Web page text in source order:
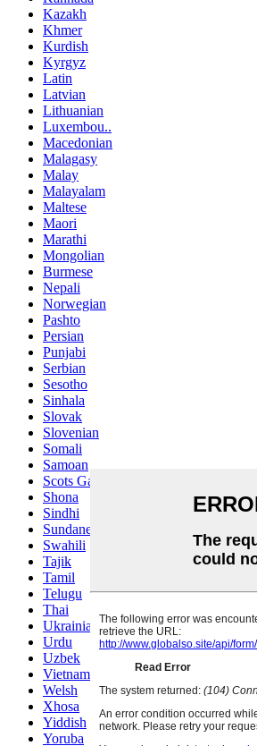
Kazakh
Khmer
Kurdish
Kyrgyz
Latin
Latvian
Lithuanian
Luxembou..
Macedonian
Malagasy
Malay
Malayalam
Maltese
Maori
Marathi
Mongolian
Burmese
Nepali
Norwegian
Pashto
Persian
Punjabi
Serbian
Sesotho
Sinhala
Slovak
Slovenian
Somali
Samoan
Scots Gaelic
Shona
Sindhi
Sundanese
Swahili
Tajik
Tamil
Telugu
Thai
Ukrainian
Urdu
Uzbek
Vietnamese
Welsh
Xhosa
Yiddish
Yoruba